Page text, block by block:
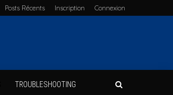
Posts Récents Ins­crip­tion Connexion
TROU­BLE­SHOO­TING